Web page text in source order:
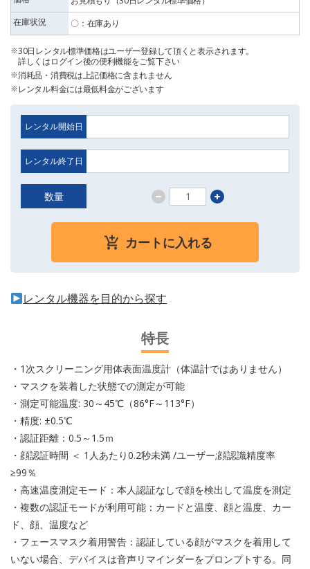
在庫状況
〇：在庫あり
30日レンタル標準価格はユーザー登録して頂くと表示されます。
詳しくはログイン後の便利機能をご覧下さい
消耗品・消費税は上記価格に含まれません
レンタル料金には最低料金がございます
レンタル開始日
レンタル終了日
数量
カートに入れる
レンタル機器を目的から探す
特長
・1次スクリーニング用体表面温度計（体温計ではありません）
・マスクを装着した状態での測定が可能
・測定可能温度: 30～45℃（86°F～113°F）
・精度: ±0.5℃
・認証距離：0.5～1.5ｍ
・顔認証時間 ＜ 1人あたり0.2秒未満 /ユーザー;顔認識精度率
≥99％
・高速温度測定モード：本人認証なしで顔を検出して温度を測定
・複数の認証モードが利用可能：カードと温度、顔と温度、カー
ド、顔、温度など
・フェースマスク着用警告：認証している顔がマスクを着用して
いない場合、デバイスは音声リマインダーをプロンプトする。同